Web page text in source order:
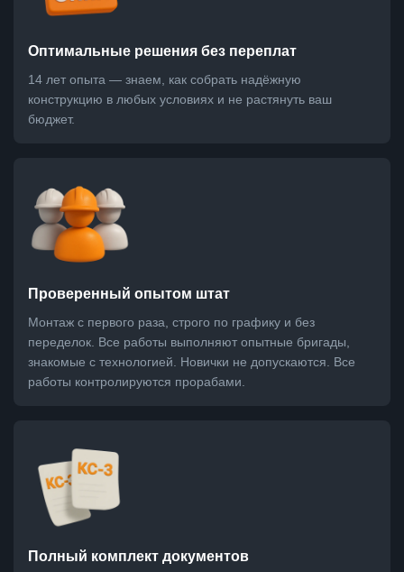
Оптимальные решения без переплат
14 лет опыта — знаем, как собрать надёжную
конструкцию в любых условиях и не растянуть ваш
бюджет.
Проверенный опытом штат
Монтаж с первого раза, строго по графику и без
переделок. Все работы выполняют опытные бригады,
знакомые с технологией. Новички не допускаются. Все
работы контролируются прорабами.
Полный комплект документов